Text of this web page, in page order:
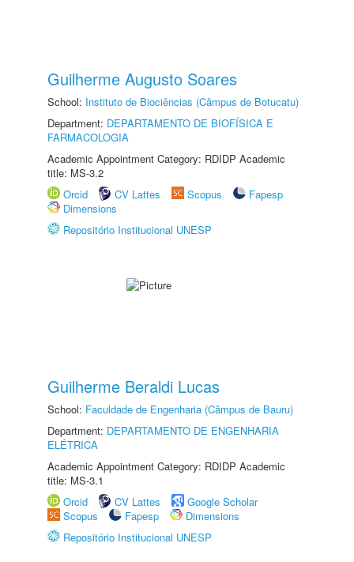
Guilherme Augusto Soares
School: Instituto de Biociências (Câmpus de Botucatu)
Department: DEPARTAMENTO DE BIOFÍSICA E
FARMACOLOGIA
Academic Appointment Category: RDIDP Academic
title: MS-3.2
Orcid
CV Lattes Scopus
Fapesp
Dimensions
Repositório Institucional UNESP
Guilherme Beraldi Lucas
School: Faculdade de Engenharia (Câmpus de Bauru)
Department: DEPARTAMENTO DE ENGENHARIA
ELÉTRICA
Academic Appointment Category: RDIDP Academic
title: MS-3.1
Orcid
CV Lattes
Google Scholar
Scopus
Fapesp
Dimensions
Repositório Institucional UNESP